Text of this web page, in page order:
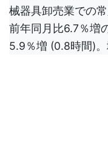
械器具卸売業での
前年同月比6.7％増
5.9％増 (0.8時間)。